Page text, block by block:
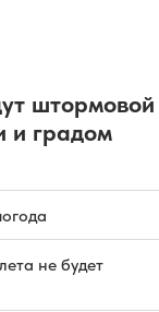
штормовой
и градом
не будет